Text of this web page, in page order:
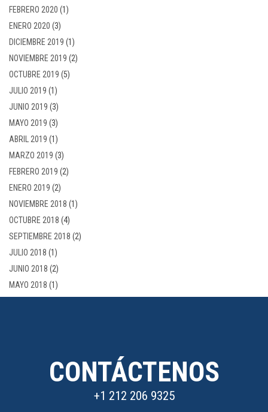
FEBRERO 2020 (1)
ENERO 2020 (3)
DICIEMBRE 2019 (1)
NOVIEMBRE 2019 (2)
OCTUBRE 2019 (5)
JULIO 2019 (1)
JUNIO 2019 (3)
MAYO 2019 (3)
ABRIL 2019 (1)
MARZO 2019 (3)
FEBRERO 2019 (2)
ENERO 2019 (2)
NOVIEMBRE 2018 (1)
OCTUBRE 2018 (4)
SEPTIEMBRE 2018 (2)
JULIO 2018 (1)
JUNIO 2018 (2)
MAYO 2018 (1)
CONTÁCTENOS
+1 212 206 9325